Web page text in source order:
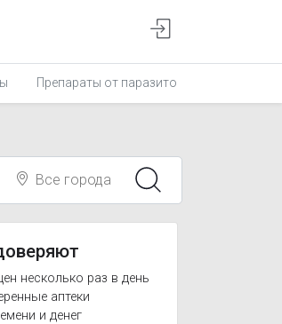
Препараты от паразитов
Все города
несколько раз в день
аптеки
и денег